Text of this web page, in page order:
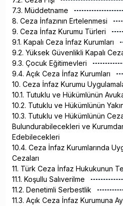
7.3. Müddetname
8. Ceza İnfazının Ertelenmesi
9. Ceza İnfaz Kurumu Türleri
9.1. Kapalı Ceza İnfaz Kurumları
9.2. Yüksek Güvenlikli Kapalı
9.3. Çocuk Eğitimevleri
9.4. Açık Ceza İnfaz Kurumları
10. Ceza İnfaz Kurumu
10.1. Tutuklu ve Hükümlünün
10.2. Tutuklu ve Hükümlünün
10.3. Tutuklu ve Hükümlünün
Bulundurabilecekleri ve
Edebilecekleri
10.4. Ceza İnfaz Kurumlarında
Cezaları
11. Türk Ceza İnfaz Hukukunun
11.1. Koşullu Salıverilme
11.2. Denetimli Serbestlik
11.3. Açık Ceza İnfaz Kurumuna